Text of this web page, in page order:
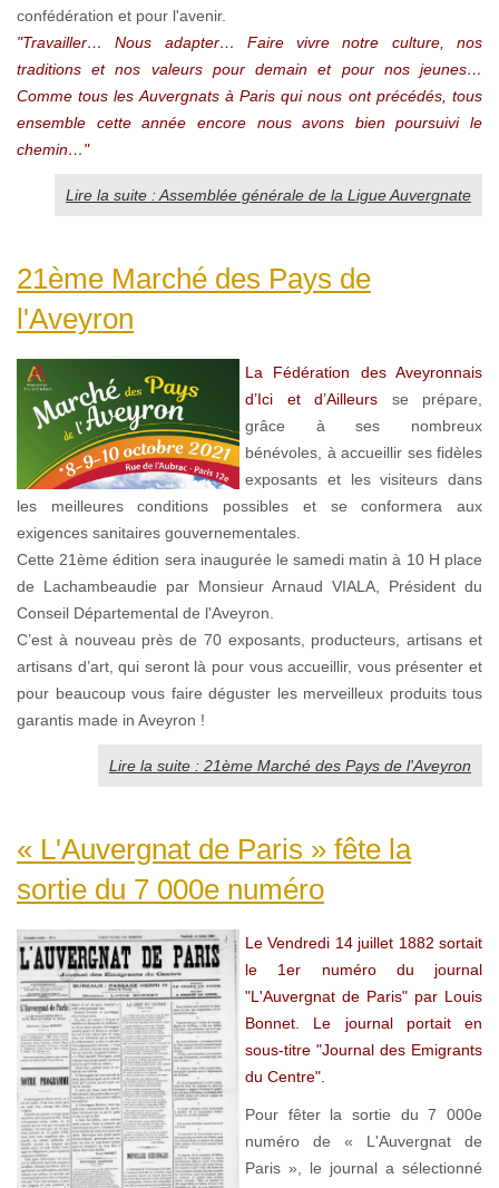
confédération et pour l'avenir.
"Travailler… Nous adapter… Faire vivre notre culture, nos
traditions et nos valeurs pour demain et pour nos jeunes…
Comme tous les Auvergnats à Paris qui nous ont précédés, tous
ensemble cette année encore nous avons bien poursuivi le
chemin…"
Lire la suite : Assemblée générale de la Ligue Auvergnate
21ème Marché des Pays de
l'Aveyron
La Fédération des Aveyronnais
d’Ici et d’Ailleurs se prépare,
grâce à ses nombreux
bénévoles, à accueillir ses fidèles
exposants et les visiteurs dans
les meilleures conditions possibles et se conformera aux
exigences sanitaires gouvernementales.
Cette 21ème édition sera inaugurée le samedi matin à 10 H place
de Lachambeaudie par Monsieur Arnaud VIALA, Président du
Conseil Départemental de l'Aveyron.
C’est à nouveau près de 70 exposants, producteurs, artisans et
artisans d’art, qui seront là pour vous accueillir, vous présenter et
pour beaucoup vous faire déguster les merveilleux produits tous
garantis made in Aveyron !
Lire la suite : 21ème Marché des Pays de l'Aveyron
« L'Auvergnat de Paris » fête la
sortie du 7 000e numéro
Le Vendredi 14 juillet 1882 sortait
le
1er numéro du journal
"L'Auvergnat de Paris" par Louis
Bonnet. Le journal portait en
sous-titre "Journal des Emigrants
du Centre".
Pour fêter la sortie du 7 000e
numéro de « L'Auvergnat de
Paris », le journal a sélectionné